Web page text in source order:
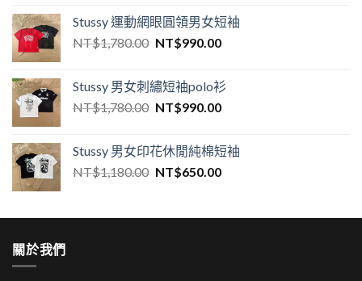
Stussy 運動網眼圓領男女短袖
NT$1,780.00 NT$990.00
Stussy 男女刺繡短袖polo衫
NT$1,780.00 NT$990.00
Stussy 男女印花休閒純棉短袖
NT$1,180.00 NT$650.00
關於我們